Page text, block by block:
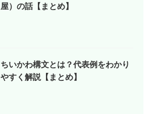
屋）の話【まとめ】
ちいかわ構文とは？代表例をわかり
やすく解説【まとめ】